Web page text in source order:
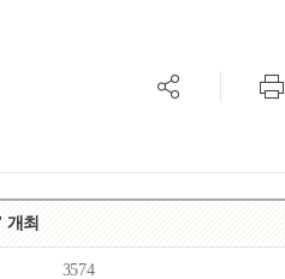
공유하기
개최
3574